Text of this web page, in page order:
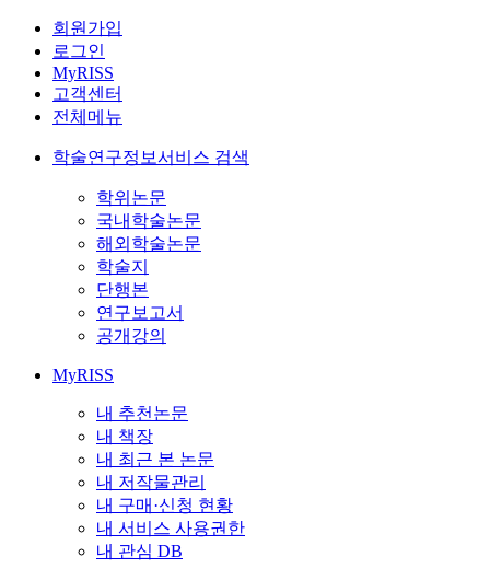
회원가입
로그인
MyRISS
고객센터
전체메뉴
학술연구정보서비스 검색
학위논문
국내학술논문
해외학술논문
학술지
단행본
연구보고서
공개강의
MyRISS
내 추천논문
내 책장
내 최근 본 논문
내 저작물관리
내 구매·신청 현황
내 서비스 사용권한
내 관심 DB